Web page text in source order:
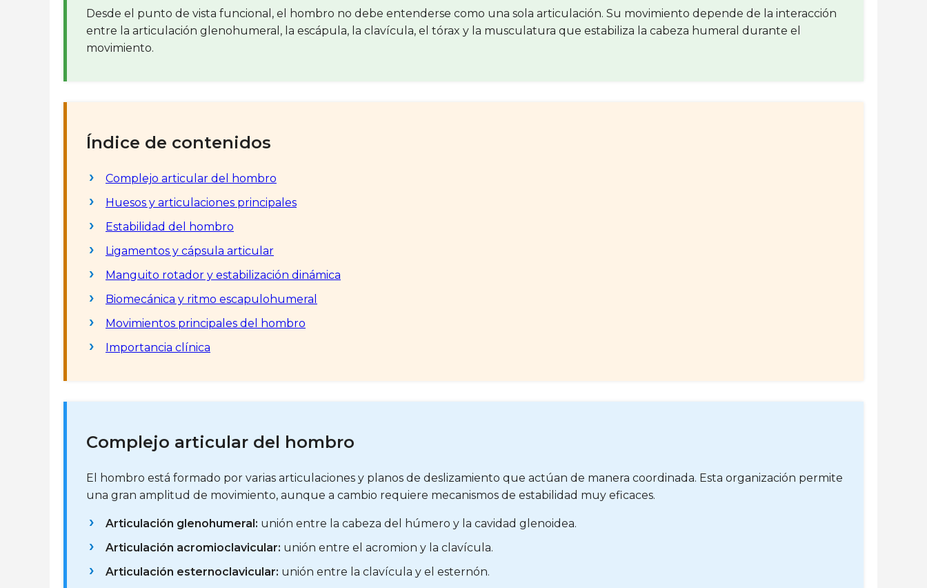
Desde el punto de vista funcional, el hombro no debe entenderse como una sola articulación. Su movimiento depende de la interacción
entre la articulación glenohumeral, la escápula, la clavícula, el tórax y la musculatura que estabiliza la cabeza humeral durante el
movimiento.
Índice de contenidos
Complejo articular del hombro
Huesos y articulaciones principales
Estabilidad del hombro
Ligamentos y cápsula articular
Manguito rotador y estabilización dinámica
Biomecánica y ritmo escapulohumeral
Movimientos principales del hombro
Importancia clínica
Complejo articular del hombro
El hombro está formado por varias articulaciones y planos de deslizamiento que actúan de manera coordinada. Esta organización permite
una gran amplitud de movimiento, aunque a cambio requiere mecanismos de estabilidad muy eficaces.
Articulación glenohumeral: unión entre la cabeza del húmero y la cavidad glenoidea.
Articulación acromioclavicular: unión entre el acromion y la clavícula.
Articulación esternoclavicular: unión entre la clavícula y el esternón.